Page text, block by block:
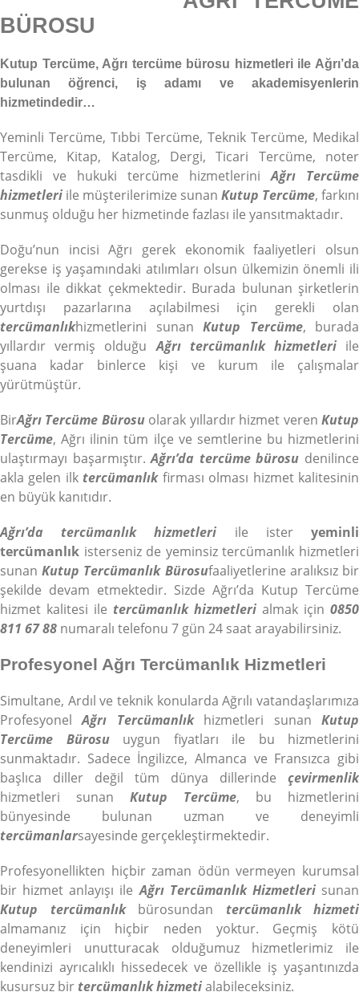
BÜROSU
Kutup Tercüme, Ağrı tercüme bürosu hizmetleri ile Ağrı’da
bulunan öğrenci, iş adamı ve akademisyenlerin
hizmetindedir…
Yeminli Tercüme, Tıbbi Tercüme, Teknik Tercüme, Medikal
Tercüme, Kitap, Katalog, Dergi, Ticari Tercüme, noter
tasdikli ve hukuki tercüme hizmetleriniAğrı Tercüme
hizmetleri ile müşterilerimize sunan Kutup Tercüme, farkını
sunmuş olduğu her hizmetinde fazlası ile yansıtmaktadır.
Doğu’nun incisi Ağrı gerek ekonomik faaliyetleri olsun
gerekse iş yaşamındaki atılımları olsun ülkemizin önemli ili
olması ile dikkat çekmektedir. Burada bulunan şirketlerin
yurtdışı pazarlarına açılabilmesi için gerekli olan
tercümanlıkhizmetlerini sunan Kutup Tercüme, burada
yıllardır vermiş olduğuAğrı tercümanlık hizmetleriile
şuana kadar binlerce kişi ve kurum ile çalışmalar
yürütmüştür.
BirAğrı Tercüme Bürosuolarak yıllardır hizmet verenKutup
Tercüme, Ağrı ilinin tüm ilçe ve semtlerine bu hizmetlerini
ulaştırmayı başarmıştır.Ağrı’da tercüme bürosu denilince
akla gelen ilk tercümanlıkfirması olması hizmet kalitesinin
en büyük kanıtıdır.
Ağrı’da tercümanlık hizmetleri ile isteryeminli
tercümanlık isterseniz de yeminsiz tercümanlık hizmetleri
sunanKutup Tercümanlık Bürosufaaliyetlerine aralıksız bir
şekilde devam etmektedir. Sizde Ağrı’da Kutup Tercüme
hizmet kalitesi ile tercümanlık hizmetleri almak için 0850
811 67 88 numaralı telefonu 7 gün 24 saat arayabilirsiniz.
Profesyonel Ağrı Tercümanlık Hizmetleri
Simultane, Ardıl ve teknik konularda Ağrılı vatandaşlarımıza
ProfesyonelAğrı Tercümanlıkhizmetleri sunanKutup
Tercüme Bürosuuygun fiyatları ile bu hizmetlerini
sunmaktadır. Sadece İngilizce, Almanca ve Fransızca gibi
başlıca diller değil tüm dünya dillerinde çevirmenlik
hizmetleri sunan Kutup Tercüme, bu hizmetlerini
bünyesinde bulunan uzman ve deneyimli
tercümanlarsayesinde gerçekleştirmektedir.
Profesyonellikten hiçbir zaman ödün vermeyen kurumsal
bir hizmet anlayışı ileAğrı Tercümanlık Hizmetlerisunan
Kutup tercümanlıkbürosundan tercümanlık hizmeti
almamanız için hiçbir neden yoktur. Geçmiş kötü
deneyimleri unutturacak olduğumuz hizmetlerimiz ile
kendinizi ayrıcalıklı hissedecek ve özellikle iş yaşantınızda
kusursuz bir tercümanlık hizmetialabileceksiniz.